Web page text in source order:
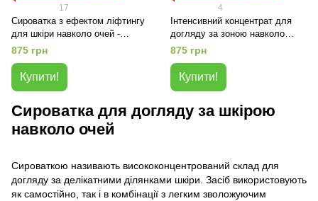
17
Сироватка з ефектом ліфтингу
для шкіри навколо очей -
БІЛИЙ САНДАЛ
875 грн
Купити!
4
Інтенсивний концентрат для
догляду за зоною навколо
очей - БІЛИЙ РИС
875 грн
Купити!
Сироватка для догляду за шкірою
навколо очей
Сироваткою називають висококонцентрований склад для
догляду за делікатними ділянками шкіри. Засіб використовують
як самостійно, так і в комбінації з легким зволожуючим